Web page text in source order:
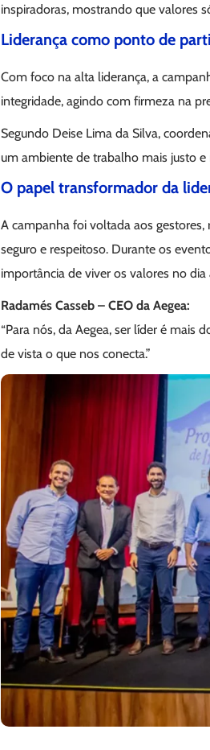
inspiradoras, mostrando que valores
Liderança como ponto de
Com foco na alta liderança, a
integridade, agindo com firmeza na
Segundo Deise Lima da Silva,
um ambiente de trabalho mais justo e
O papel transformador da
A campanha foi voltada aos
seguro e respeitoso. Durante os
importância de viver os valores no
Radamés Casseb – CEO da Aegea:
“Para nós, da Aegea, ser líder é mais
de vista o que nos conecta.”